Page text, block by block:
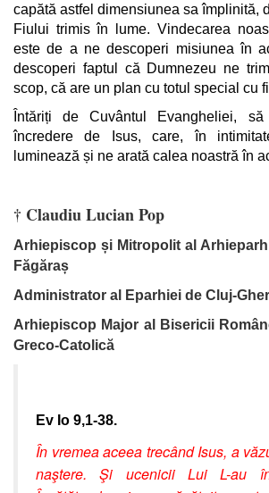
capătă astfel dimensiunea sa împlinită,
Fiului trimis în lume. Vindecarea
este de a ne descoperi misiunea în
descoperi faptul că Dumnezeu ne
scop, că are un plan cu totul special cu
Întăriți de Cuvântul Evangheliei,
încredere de Isus, care, în
luminează și ne arată calea noastră în
† Claudiu Lucian Pop
Arhiepiscop și Mitropolit al
Făgăraș
Administrator al Eparhiei de Cluj-
Arhiepiscop Major al Bisericii
Greco-Catolică
Ev Io 9,1-38.
În vremea aceea trecând Isus, a
naştere. Şi ucenicii Lui L-au